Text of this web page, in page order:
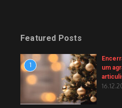
Featured Posts
1
um